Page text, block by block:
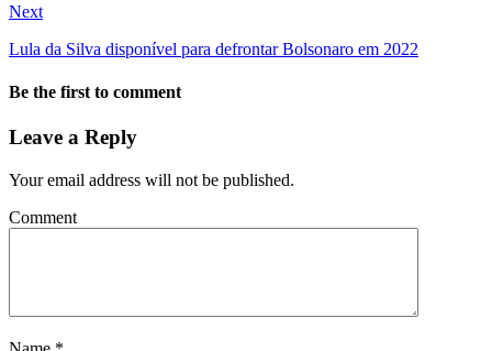
Next
Lula da Silva disponível para defrontar Bolsonaro em 2022
Be the first to comment
Leave a Reply
Your email address will not be published.
Comment